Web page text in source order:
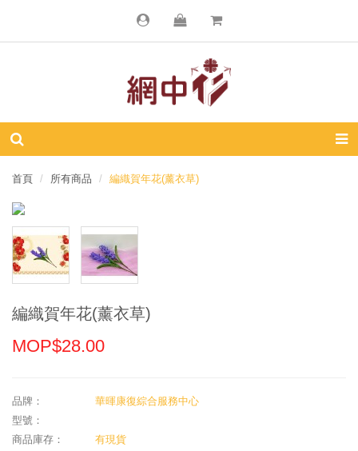
首頁 所有商品 編織賀年花(薰衣草)
編織賀年花(薰衣草)
MOP$28.00
品牌：
華暉康復綜合服務中心
型號：
商品庫存：
有現貨